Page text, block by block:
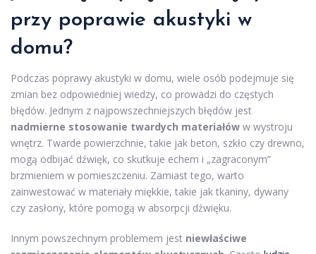
przy poprawie akustyki w
domu?
Podczas poprawy akustyki w domu, wiele osób podejmuje się
zmian bez odpowiedniej wiedzy, co prowadzi do częstych
błędów. Jednym z najpowszechniejszych błędów jest
nadmierne stosowanie twardych materiałów w wystroju
wnętrz. Twarde powierzchnie, takie jak beton, szkło czy drewno,
mogą odbijać dźwięk, co skutkuje echem i „zagraconym”
brzmieniem w pomieszczeniu. Zamiast tego, warto
zainwestować w materiały miękkie, takie jak tkaniny, dywany
czy zasłony, które pomogą w absorpcji dźwięku.
Innym powszechnym problemem jest niewłaściwe